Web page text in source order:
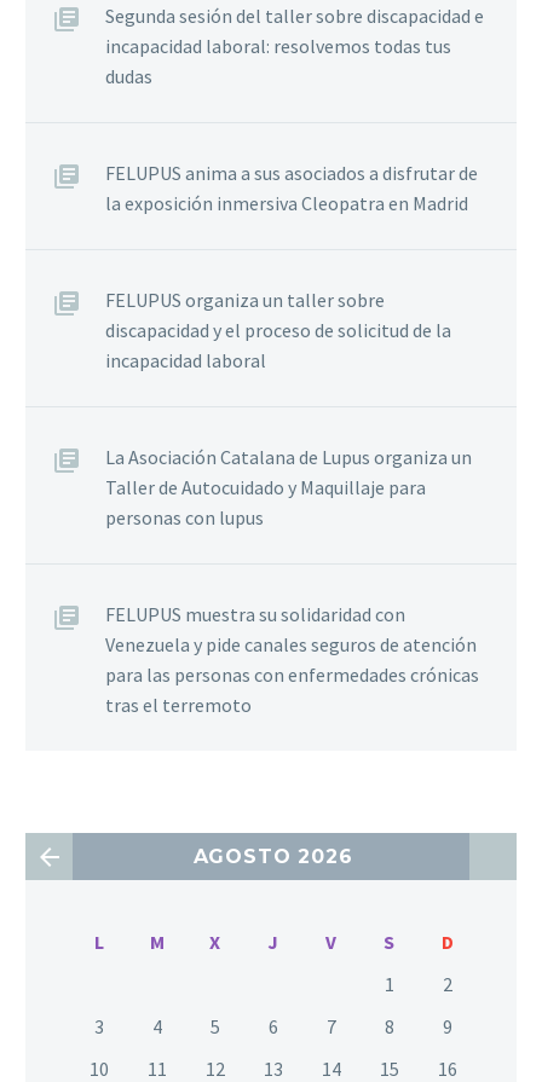
Segunda sesión del taller sobre discapacidad e
incapacidad laboral: resolvemos todas tus
dudas
FELUPUS anima a sus asociados a disfrutar de
la exposición inmersiva Cleopatra en Madrid
FELUPUS organiza un taller sobre
discapacidad y el proceso de solicitud de la
incapacidad laboral
La Asociación Catalana de Lupus organiza un
Taller de Autocuidado y Maquillaje para
personas con lupus
FELUPUS muestra su solidaridad con
Venezuela y pide canales seguros de atención
para las personas con enfermedades crónicas
tras el terremoto
AGOSTO 2026
L M X J V S
D
1
2
3
4 5 6 7 8
9
10
11 12 13 14 15
16